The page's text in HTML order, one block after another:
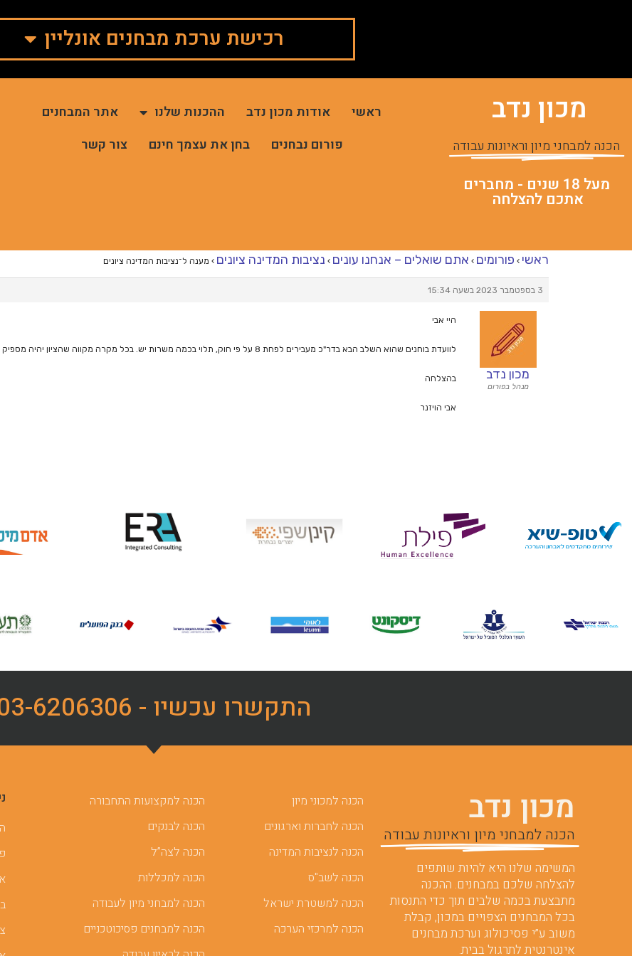
רכישת ערכת מבחנים אונליין
מכון נדב
הכנה למבחני מיון וראיונות עבודה
מעל 18 שנים - מחברים
אתכם להצלחה
ראשי אודות מכון נדב ההכנות שלנו
אתר המבחנים
פורום נבחנים
בחן את עצמך חינם צור קשר
ראשי › פורומים › אתם שואלים – אנחנו עונים › נציבות המדינה ציונים › מענה ל־נציבות המדינה ציונים
3 בספטמבר 2023 בשעה 15:34
מכון נדב
מנהל בפורום
היי אבי
לוועדת בוחנים שהוא השלב הבא בדר"כ מעבירים לפחת 8 על פי חוק, תלוי בכמה משרות יש. בכל מקרה מקווה שהציון יהיה מספיק כדי להגיע לשם.
בהצלחה
אבי הויזנר
התקשרו עכשיו - 03-6206306
מכון נדב
הכנה למבחני מיון וראיונות עבודה
המשימה שלנו היא להיות שותפים
להצלחה שלכם במבחנים. ההכנה
מתבצעת בכמה שלבים תוך כדי התנסות
בכל המבחנים הצפויים במכון, קבלת
משוב ע”י פסיכולוג וערכת מבחנים
אינטרנטית לתרגול בבית.
הכנה למכוני מיון
הכנה לחברות וארגונים
הכנה לנציבות המדינה
הכנה לשב"ס
הכנה למשטרת ישראל
הכנה למרכזי הערכה
הכנה למקצועות התחבורה
הכנה לבנקים
הכנה לצה”ל
הכנה למכללות
הכנה למבחני מיון לעבודה
הכנה למבחנים פסיכוטכניים